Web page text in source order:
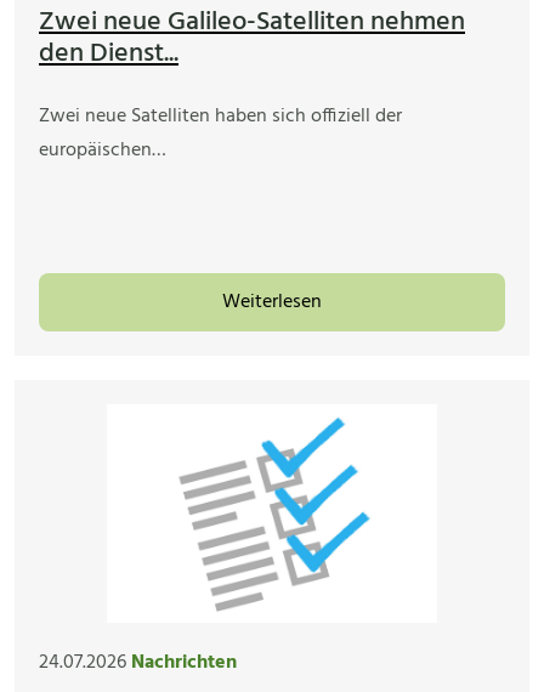
Zwei neue Galileo-Satelliten nehmen
den Dienst...
Zwei neue Satelliten haben sich offiziell der
europäischen…
Weiterlesen
24.07.2026Nachrichten